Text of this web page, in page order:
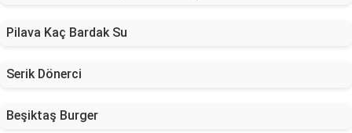
Pilava Kaç Bardak Su
Serik Dönerci
Beşiktaş Burger